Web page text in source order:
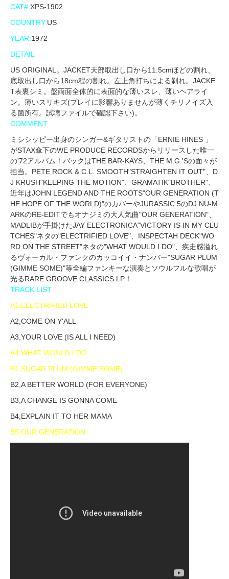
CAT#:XPS-1902
COUNTRY:US
YEAR:1972
DETAIL
US ORIGINAL。JACKET天部取出し口から11.5cmほどの割れ、
底取出し口から18cm程の割れ。左上角打ちによる剝れ。JACKE
T表裏シミ。盤両面全体的に表面的な薄いスレ、薄いヘアライ
ン。薄いスリキズ(プレイに影響ありませんが薄くチリノイズ入
る箇所有。試聴ファイルで確認下さい)。
COMMENT
ミシシッピー出身のシンガー&ギタリストの「ERNIE HINES 」
がSTAX傘下のWE PRODUCE RECORDSからリリースした唯一
の'72アルバム！バックはTHE BAR-KAYS、THE M.G.'Sの面々が
担当。PETE ROCK & C.L. SMOOTH"STRAIGHTEN IT OUT"、D
J KRUSH"KEEPING THE MOTION"、GRAMATIK"BROTHER"、
近年はJOHN LEGEND AND THE ROOTS"OUR GENERATION (T
HE HOPE OF THE WORLD)"のカバーやJURASSIC 5のDJ NU-M
ARKのRE-EDITでもオナジミの大人気曲"OUR GENERATION"、
MADLIBが手掛けたJAY ELECTRONICA"VICTORY IS IN MY CLU
TCHES"ネタの"ELECTRIFIED LOVE"、INSPECTAH DECK"WO
RD ON THE STREET"ネタの"WHAT WOULD I DO"、疾走感溢れ
るヴォーカル・ファンクのカッコイイ・ナンバー"SUGAR PLUM
(GIMME SOME)"等全編ファンキーな演奏とソウルフルな歌唱が
光るRARE GROOVE CLASSICS LP！
TRACK LIST
A1,ELECTRIFIED LOVE
A2,COME ON Y'ALL
A3,YOUR LOVE (IS ALL I NEED)
A4,WHAT WOULD I DO
B1,SUGAR PLUM (GIMME SOME)
B2,A BETTER WORLD (FOR EVERYONE)
B3,A CHANGE IS GONNA COME
B4,EXPLAIN IT TO HER MAMA
B5,OUR GENERATION